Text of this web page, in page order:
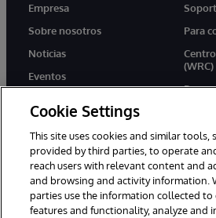
Empresa
Sobre nosotros
Noticias
Eventos
Para
(WRC)
Cookie Settings
This site uses cookies and similar tools,
provided by third parties, to operate
reach users with relevant content and
and browsing and activity information.
parties use the information collected to
features and functionality, analyze and